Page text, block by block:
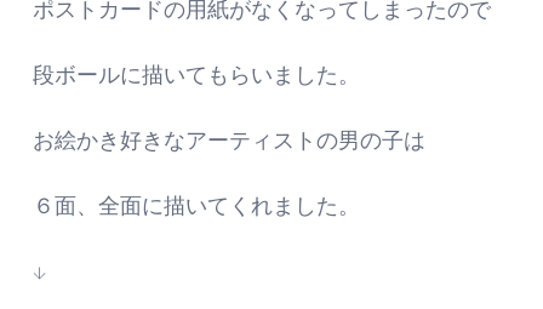
ポストカードの用紙がなくなってしまったので
段ボールに描いてもらいました。
お絵かき好きなアーティストの男の子は
６面、全面に描いてくれました。
↓